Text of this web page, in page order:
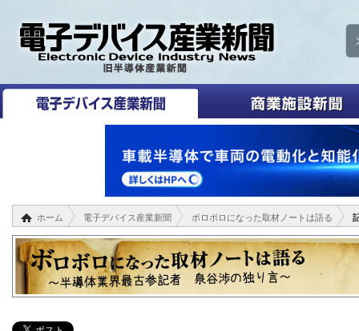
ホーム 電子デバイス産業新聞 ボロボロになった取材ノートは語る